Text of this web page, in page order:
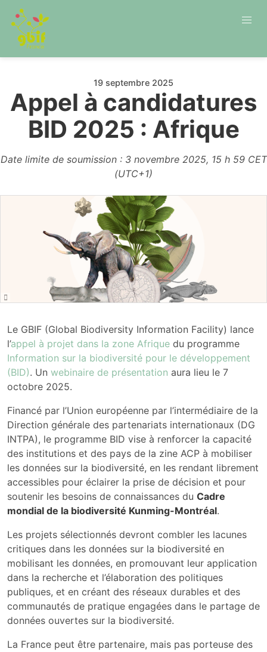
19 septembre 2025
Appel à candidatures
BID 2025 : Afrique
Date limite de soumission : 3 novembre 2025, 15 h 59 CET
(UTC+1)
Le GBIF (Global Biodiversity Information Facility) lance
l’appel à projet dans la zone Afrique du programme
Information sur la biodiversité pour le développement
(BID). Un webinaire de présentation aura lieu le 7
octobre 2025.
Financé par l’Union européenne par l’intermédiaire de la
Direction générale des partenariats internationaux (DG
INTPA), le programme BID vise à renforcer la capacité
des institutions et des pays de la zine ACP à mobiliser
les données sur la biodiversité, en les rendant librement
accessibles pour éclairer la prise de décision et pour
soutenir les besoins de connaissances du Cadre
mondial de la biodiversité Kunming-Montréal.
Les projets sélectionnés devront combler les lacunes
critiques dans les données sur la biodiversité en
mobilisant les données, en promouvant leur application
dans la recherche et l’élaboration des politiques
publiques, et en créant des réseaux durables et des
communautés de pratique engagées dans le partage de
données ouvertes sur la biodiversité.
La France peut être partenaire, mais pas porteuse des